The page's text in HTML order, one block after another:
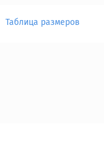
Таблица размеров